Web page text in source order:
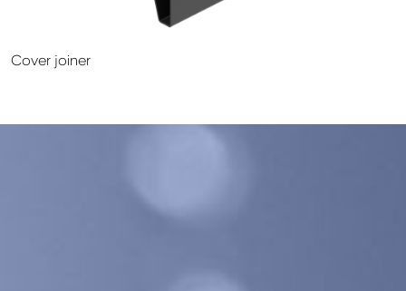
Cover joiner